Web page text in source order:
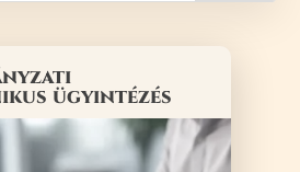
ügyintézés